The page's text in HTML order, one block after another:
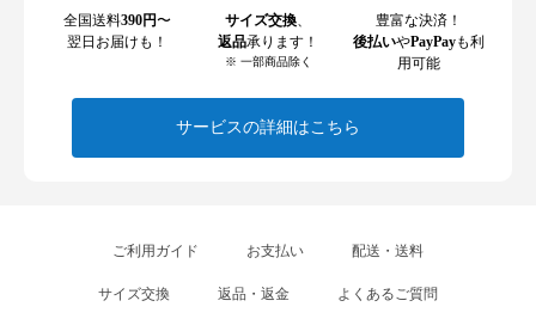
全国送料390円〜
翌日お届けも！
サイズ交換
返品承ります！
※ 一部商品除く
豊富な決済！
後払いやPayPayも利
用可能
サービスの詳細はこちら
ご利用ガイド お支払い 配送・送料
サイズ交換 返品・返金 よくあるご質問